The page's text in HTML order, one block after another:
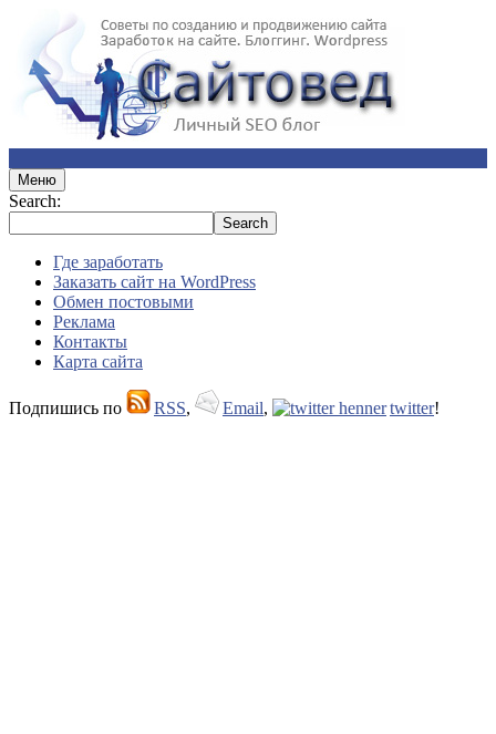
Меню
Search:
Где заработать
Заказать сайт на WordPress
Обмен постовыми
Реклама
Контакты
Карта сайта
Подпишись по RSS, Email, twitter!